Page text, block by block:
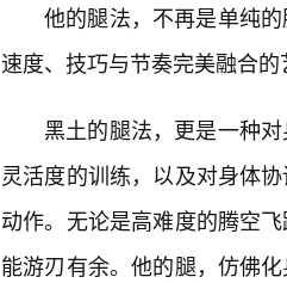
他的腿法，不再是单纯
速度、技巧与节奏完美融合的
黑土的腿法，更是一种
灵活度的训练，以及对身体
动作。无论是高难度的腾空
能游刃有余。他的腿，仿佛